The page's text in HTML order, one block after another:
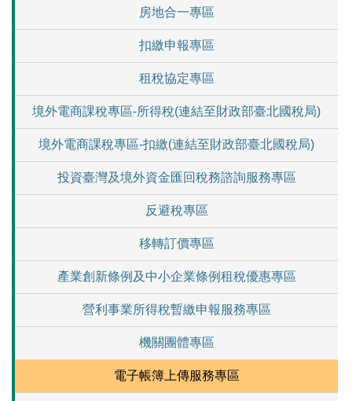
房地合一專區
扣繳申報專區
租稅協定專區
境外電商課稅專區-所得稅(連結至財政部臺北國稅局)
境外電商課稅專區-扣繳(連結至財政部臺北國稅局)
投資臺灣及境外資金匯回稅務諮詢服務專區
反避稅專區
移轉訂價專區
產業創新條例及中小企業條例租稅優惠專區
營利事業所得稅暫繳申報服務專區
機關團體專區
電子帳簿上傳服務專區